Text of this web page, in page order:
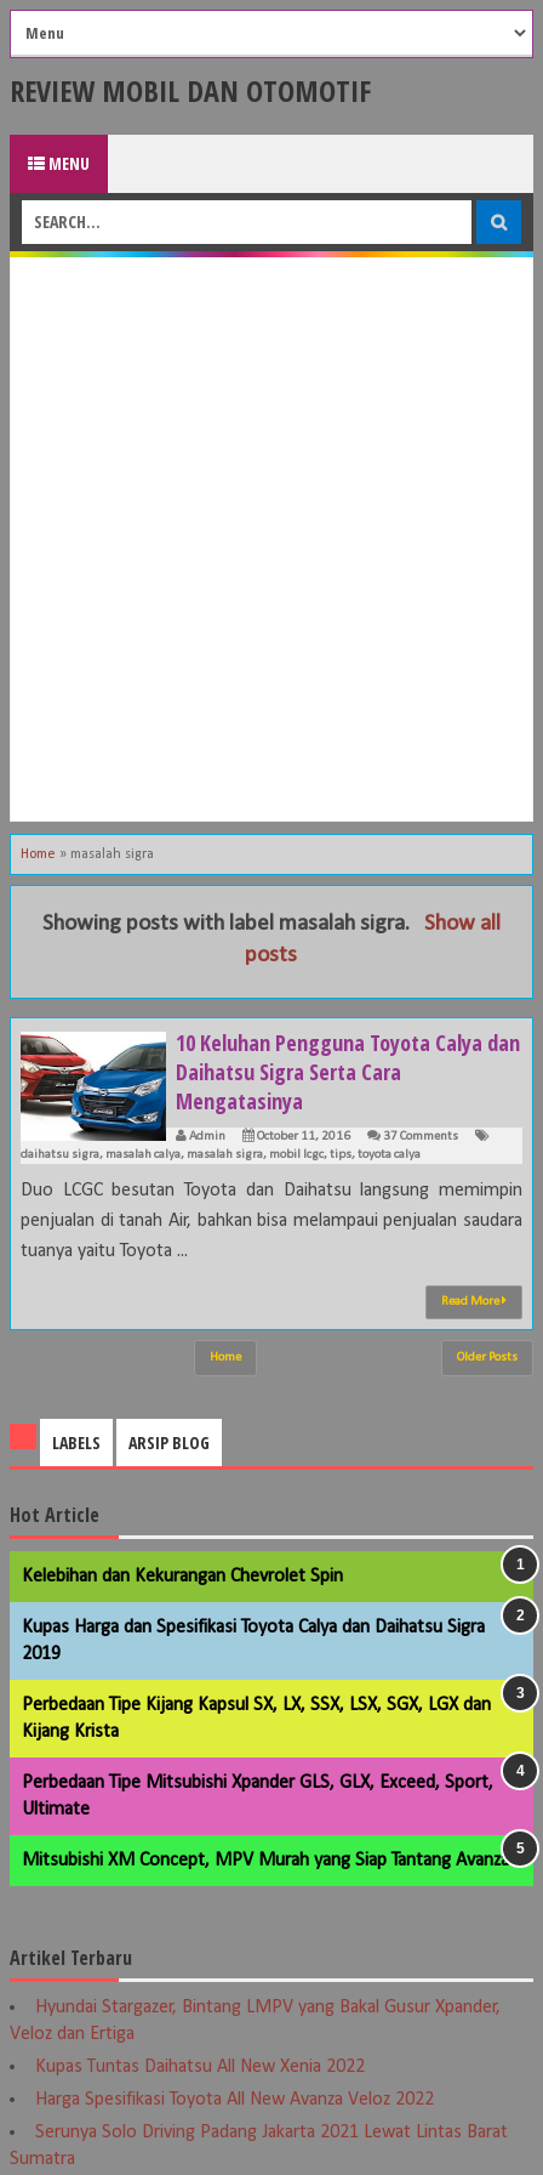
REVIEW MOBIL DAN OTOMOTIF
MENU
Home » masalah sigra
Showing posts with label masalah sigra.
Show all
posts
10 Keluhan Pengguna Toyota Calya dan
Daihatsu Sigra Serta Cara
Mengatasinya
Admin October 11, 2016
37 Comments
daihatsu sigra, masalah calya, masalah sigra, mobil lcgc,tips,toyota calya
Duo LCGC besutan Toyota dan Daihatsu langsung memimpin
penjualan di tanah Air, bahkan bisa melampaui penjualan saudara
tuanya yaitu Toyota ...
Read More
Older Posts
Home
LABELS ARSIP BLOG
Hot Article
Kelebihan dan Kekurangan Chevrolet Spin
Kupas Harga dan Spesifikasi Toyota Calya dan Daihatsu Sigra
2019
Perbedaan Tipe Kijang Kapsul SX, LX, SSX, LSX, SGX, LGX dan
Kijang Krista
Perbedaan Tipe Mitsubishi Xpander GLS, GLX, Exceed, Sport,
Ultimate
Mitsubishi XM Concept, MPV Murah yang Siap Tantang Avanza
Artikel Terbaru
Hyundai Stargazer, Bintang LMPV yang Bakal Gusur Xpander,
Veloz dan Ertiga
Kupas Tuntas Daihatsu All New Xenia 2022
Harga Spesifikasi Toyota All New Avanza Veloz 2022
Serunya Solo Driving Padang Jakarta 2021 Lewat Lintas Barat
Sumatra